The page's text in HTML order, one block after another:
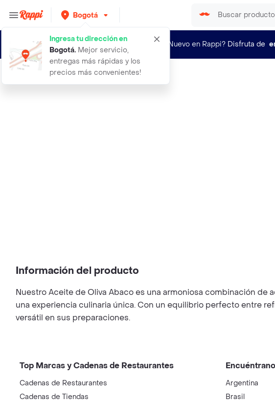
Bogotá
Ingresa tu dirección en
Bogotá. Mejor servicio,
entregas más rápidas y los
precios más convenientes!
¿Nuevo en Rappi? Disfruta de
aceite de oliva x500ml abaco
Información del producto
Nuestro Aceite de Oliva Abaco es una armoniosa combinación
una experiencia culinaria única. Con un equilibrio perfecto entre
versátil en sus preparaciones.
Top Marcas y Cadenas de Restaurantes
Cadenas de Restaurantes
Cadenas de Tiendas
Argentina
Brasil